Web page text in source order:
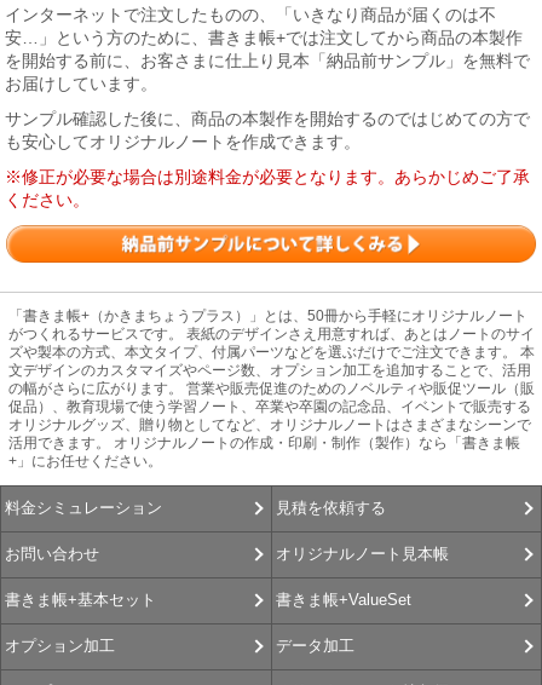
インターネットで注文したものの、「いきなり商品が届くのは不
安…」という方のために、書きま帳+では注文してから商品の本製作
を開始する前に、お客さまに仕上り見本「納品前サンプル」を無料で
お届けしています。
サンプル確認した後に、商品の本製作を開始するのではじめての方で
も安心してオリジナルノートを作成できます。
※修正が必要な場合は別途料金が必要となります。あらかじめご了承
ください。
「書きま帳+（かきまちょうプラス）」とは、50冊から手軽にオリジナルノート
がつくれるサービスです。 表紙のデザインさえ用意すれば、あとはノートのサイ
ズや製本の方式、本文タイプ、付属パーツなどを選ぶだけでご注文できます。 本
文デザインのカスタマイズやページ数、オプション加工を追加することで、活用
の幅がさらに広がります。 営業や販売促進のためのノベルティや販促ツール（販
促品）、教育現場で使う学習ノート、卒業や卒園の記念品、イベントで販売する
オリジナルグッズ、贈り物としてなど、オリジナルノートはさまざまなシーンで
活用できます。 オリジナルノートの作成・印刷・制作（製作）なら「書きま帳
+」にお任せください。
料金シミュレーション 見積を依頼する
お問い合わせ オリジナルノート見本帳
書きま帳+基本セット 書きま帳+ValueSet
オプション加工 データ加工